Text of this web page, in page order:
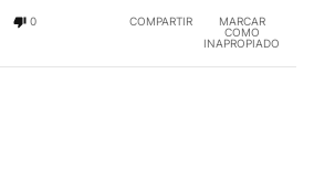
0 COMPARTIR
MARCAR
COMO
INAPROPIADO